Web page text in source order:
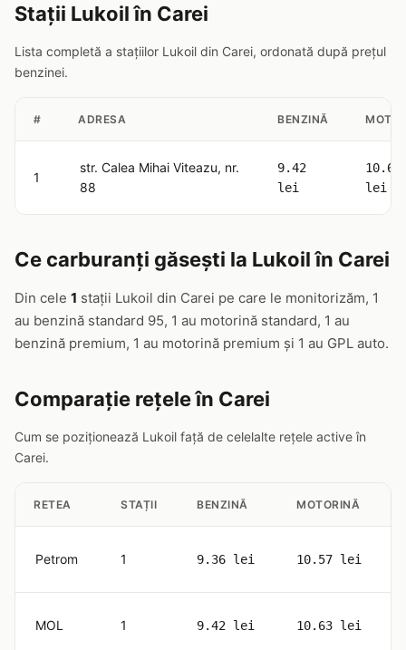
Stații Lukoil în Carei
Lista completă a stațiilor Lukoil din Carei, ordonată după prețul
benzinei.
# ADRESA BENZINĂ
1
str. Calea Mihai Viteazu, nr.
88
9.42
lei
10.63
lei
Ce carburanți găsești la Lukoil în Carei
Din cele 1 stații Lukoil din Carei pe care le monitorizăm, 1
au benzină standard 95, 1 au motorină standard, 1 au
benzină premium, 1 au motorină premium și 1 au GPL auto.
Comparație rețele în Carei
Cum se poziționează Lukoil față de celelalte rețele active în
Carei.
RETEA STAȚII BENZINĂ MOTORINĂ
Petrom 1 9.36 lei 10.57 lei
MOL 1 9.42 lei 10.63 lei